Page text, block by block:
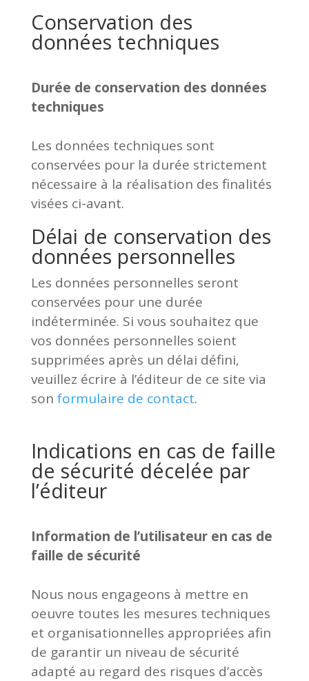
Conservation des
données techniques
Durée de conservation des données
techniques
Les données techniques sont
conservées pour la durée strictement
nécessaire à la réalisation des finalités
visées ci-avant.
Délai de conservation des
données personnelles
Les données personnelles seront
conservées pour une durée
indéterminée. Si vous souhaitez que
vos données personnelles soient
supprimées après un délai défini,
veuillez écrire à l’éditeur de ce site via
son formulaire de contact.
Indications en cas de faille
de sécurité décelée par
l’éditeur
Information de l’utilisateur en cas de
faille de sécurité
Nous nous engageons à mettre en
oeuvre toutes les mesures techniques
et organisationnelles appropriées afin
de garantir un niveau de sécurité
adapté au regard des risques d’accès